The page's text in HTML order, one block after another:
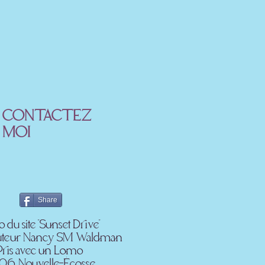
CONTACTEZ
MOI
Share
du site "Sunset Drive"
Nancy SM Waldman
avec un Lomo